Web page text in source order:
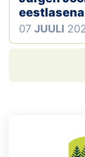
07 JUULI